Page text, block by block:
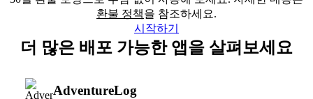
환불 정책을 참조하세요.
시작하기
더 많은 배포 가능한 앱을 살펴보세요
AdventureLog